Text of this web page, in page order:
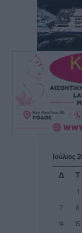
Καύσιμα:
δεν πέφτουν και
Τοπικές Ειδήσεις•
Πάνω από 1.500
κατά της
στοιχεία για τη
Τοπικές Ειδήσεις
10 Αυγούστου
Τοπικές Ειδήσεις•
Ο Ακύλας στη
στάδιο Διαγόρα
Ιούλιος
Δ
Τ
1
7
8
14
15